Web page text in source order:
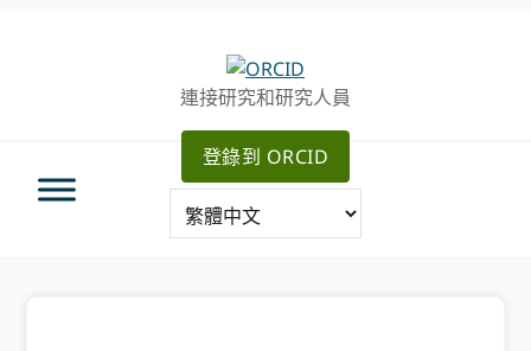
連接研究和研究人員
登錄到 ORCID